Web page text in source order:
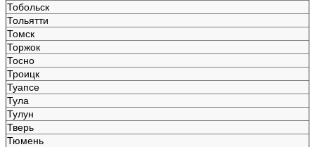
Тобольск
Тольятти
Томск
Торжок
Тосно
Троицк
Туапсе
Тула
Тулун
Тверь
Тюмень